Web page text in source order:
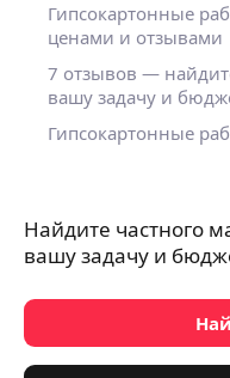
Гипсокартонные
ценами и отзывами
7 отзывов —
вашу задачу и
Гипсокартонные
Найдите частного
вашу задачу и